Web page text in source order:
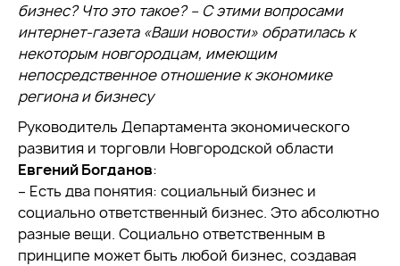
бизнес? Что это такое? – С этими вопросами
интернет-газета «Ваши новости» обратилась к
некоторым новгородцам, имеющим
непосредственное отношение к экономике
региона и бизнесу
Руководитель Департамента экономического
развития и торговли Новгородской области
Евгений Богданов:
– Есть два понятия: социальный бизнес и
социально ответственный бизнес. Это абсолютно
разные вещи. Социально ответственным в
принципе может быть любой бизнес, создавая